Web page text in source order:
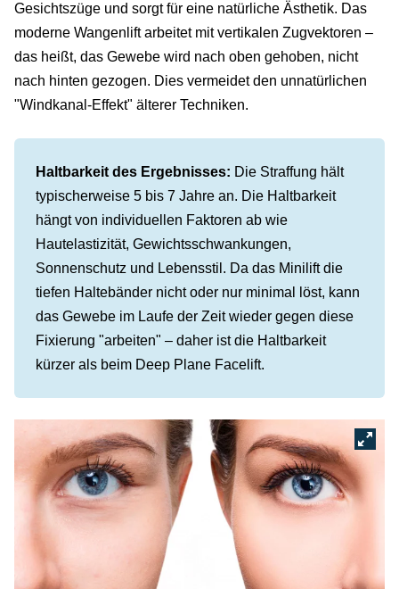
Gesichtszüge und sorgt für eine natürliche Ästhetik. Das
moderne Wangenlift arbeitet mit vertikalen Zugvektoren –
das heißt, das Gewebe wird nach oben gehoben, nicht
nach hinten gezogen. Dies vermeidet den unnatürlichen
"Windkanal-Effekt" älterer Techniken.
Haltbarkeit des Ergebnisses: Die Straffung hält
typischerweise 5 bis 7 Jahre an. Die Haltbarkeit
hängt von individuellen Faktoren ab wie
Hautelastizität, Gewichtsschwankungen,
Sonnenschutz und Lebensstil. Da das Minilift die
tiefen Haltebänder nicht oder nur minimal löst, kann
das Gewebe im Laufe der Zeit wieder gegen diese
Fixierung "arbeiten" – daher ist die Haltbarkeit
kürzer als beim Deep Plane Facelift.